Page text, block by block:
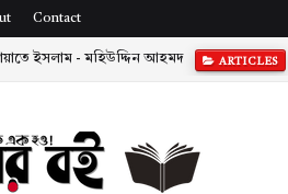
Contact
ইসলাম - মহিউদ্দিন আহমদ ARTICLES